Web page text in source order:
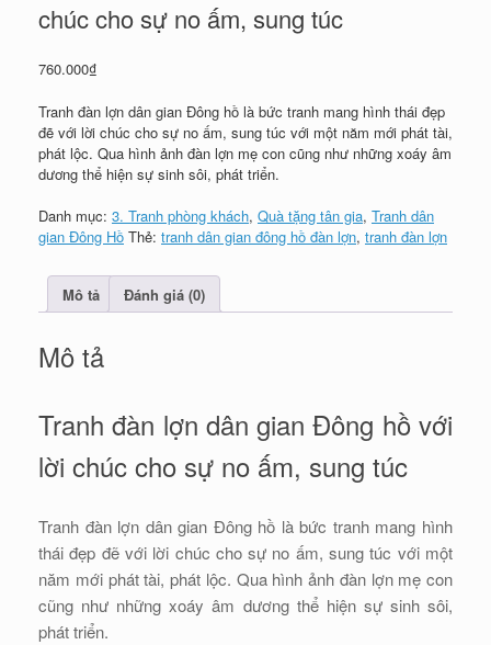
chúc cho sự no ấm, sung túc
760.000₫
Tranh đàn lợn dân gian Đông hồ là bức tranh mang hình thái đẹp
đẽ với lời chúc cho sự no ấm, sung túc với một năm mới phát tài,
phát lộc. Qua hình ảnh đàn lợn mẹ con cũng như những xoáy âm
dương thể hiện sự sinh sôi, phát triển.
Danh mục: 3. Tranh phòng khách, Quà tặng tân gia, Tranh dân
gian Đông Hồ Thẻ: tranh dân gian đông hồ đàn lợn, tranh đàn lợn
Mô tả Đánh giá (0)
Mô tả
Tranh đàn lợn dân gian Đông hồ với
lời chúc cho sự no ấm, sung túc
Tranh đàn lợn dân gian Đông hồ là bức tranh mang hình
thái đẹp đẽ với lời chúc cho sự no ấm, sung túc với một
năm mới phát tài, phát lộc. Qua hình ảnh đàn lợn mẹ con
cũng như những xoáy âm dương thể hiện sự sinh sôi,
phát triển.